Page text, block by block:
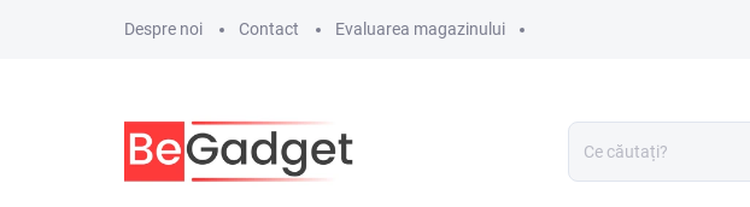
Despre noi Contact Evaluarea magazinului